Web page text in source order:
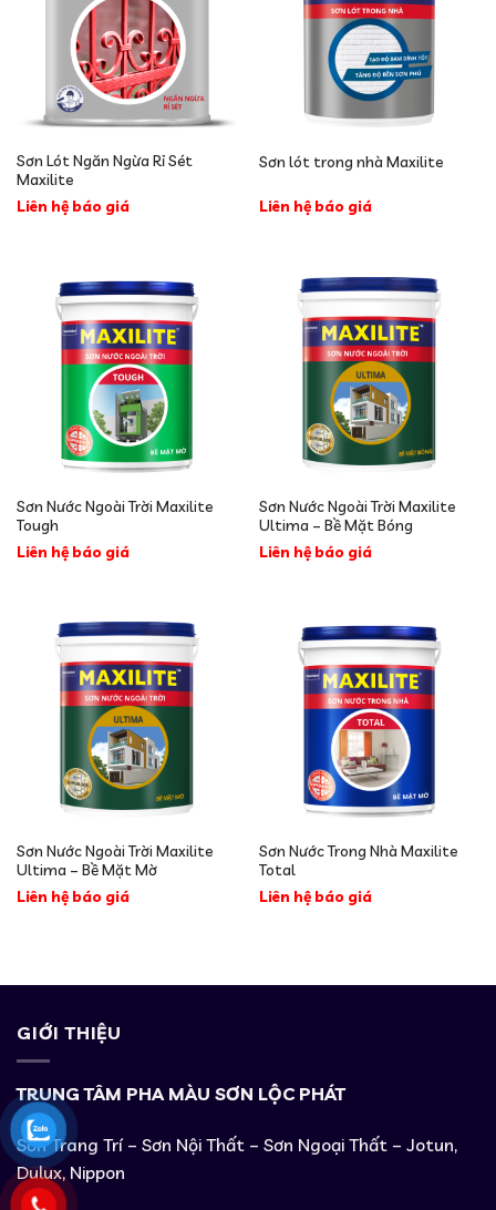
Sơn Lót Ngăn Ngừa Rỉ Sét
Maxilite
Liên hệ báo giá
Sơn lót trong nhà Maxilite
Liên hệ báo giá
Sơn Nước Ngoài Trời Maxilite
Tough
Liên hệ báo giá
Sơn Nước Ngoài Trời Maxilite
Ultima – Bề Mặt Bóng
Liên hệ báo giá
Sơn Nước Ngoài Trời Maxilite
Ultima – Bề Mặt Mờ
Liên hệ báo giá
Sơn Nước Trong Nhà Maxilite
Total
Liên hệ báo giá
GIỚI THIỆU
TRUNG TÂM PHA MÀU SƠN LỘC PHÁT
Sơn Trang Trí – Sơn Nội Thất – Sơn Ngoại Thất – Jotun,
Dulux, Nippon